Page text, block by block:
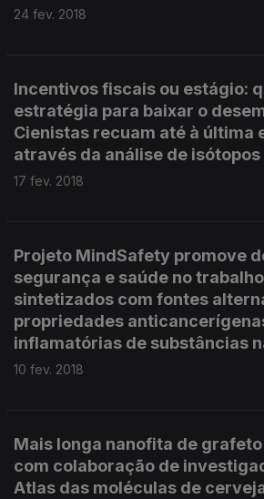
24 fev. 2018
Incentivos fiscais ou estágio:
estratégia para baixar o
Cienistas recuam até à última
através da análise de
17 fev. 2018
Projeto MindSafety promove
segurança e saúde no
sintetizados com fontes
propriedades
inflamatórias de substâncias
10 fev. 2018
Mais longa nanofita de
com colaboração de
Atlas das moléculas de